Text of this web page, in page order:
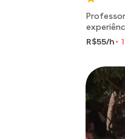
com
R$55/h 1